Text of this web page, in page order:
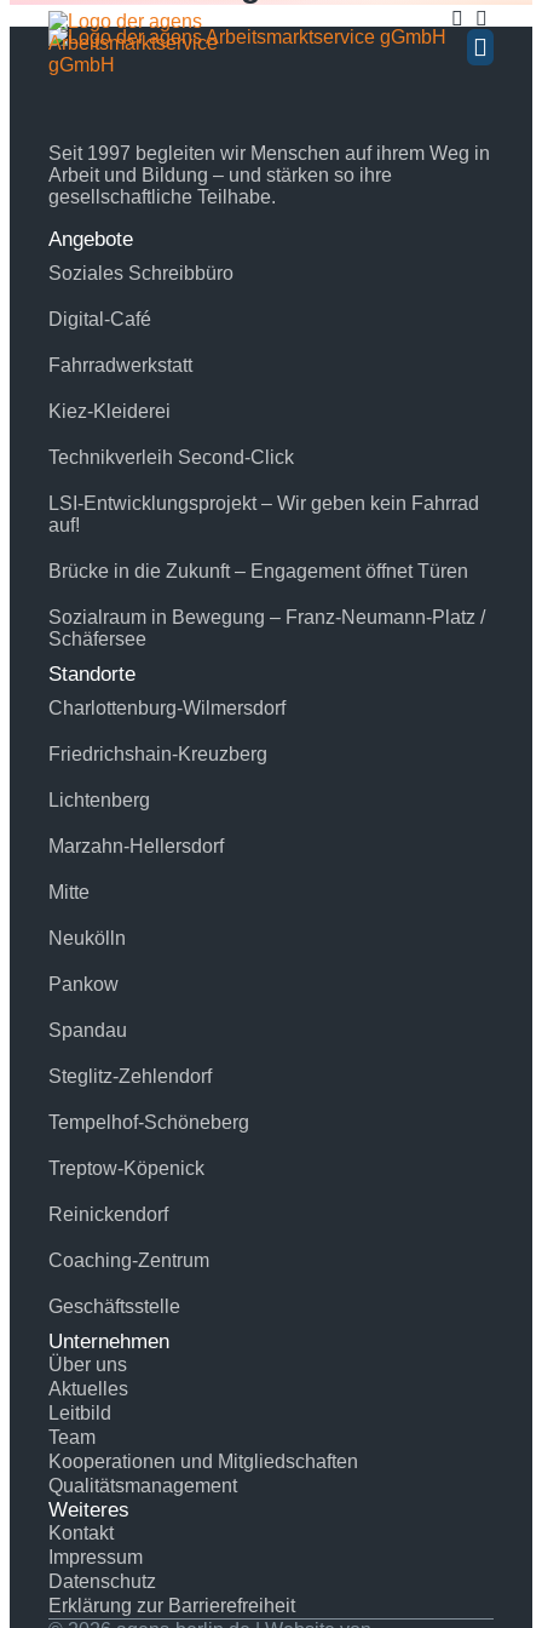
Inhalt
springen
Seit 1997 begleiten wir Menschen auf ihrem Weg in
Arbeit und Bildung – und stärken so ihre
gesellschaftliche Teilhabe.
Angebote
Soziales Schreibbüro
Digital-Café
Fahrradwerkstatt
Kiez-Kleiderei
Technikverleih Second-Click
LSI-Entwicklungsprojekt – Wir geben kein Fahrrad
auf!
Brücke in die Zukunft – Engagement öffnet Türen
Sozialraum in Bewegung – Franz-Neumann-Platz /
Schäfersee
Standorte
Charlottenburg-Wilmersdorf
Friedrichshain-Kreuzberg
Lichtenberg
Marzahn-Hellersdorf
Mitte
Neukölln
Pankow
Spandau
Steglitz-Zehlendorf
Tempelhof-Schöneberg
Treptow-Köpenick
Reinickendorf
Coaching-Zentrum
Geschäftsstelle
Unternehmen
Über uns
Aktuelles
Leitbild
Team
Kooperationen und Mitgliedschaften
Qualitätsmanagement
Weiteres
Kontakt
Impressum
Datenschutz
Erklärung zur Barrierefreiheit